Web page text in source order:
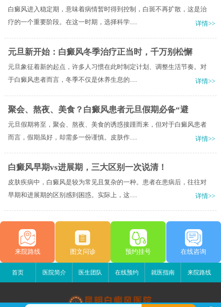
白癜风进入稳定期，意味着病情暂时得到控制，白斑不再扩散，这是治
疗的一个重要阶段。在这一时期，选择科学.....
详情>>
元旦新开始：白癜风冬季治疗正当时，千万别松懈
元旦象征着新的起点，许多人习惯在此时制定计划、调整生活节奏。对
于白癜风患者而言，冬季不仅是休养生息的.....
详情>>
聚会、熬夜、美食？白癜风患者元旦假期必备“避
元旦假期将至，聚会、熬夜、美食的诱惑接踵而来，但对于白癜风患者
而言，假期虽好，却需多一份谨慎。皮肤作.....
详情>>
白癜风早期vs进展期，三大区别一次说清！
皮肤疾病中，白癜风是较为常见且复杂的一种。患者在患病后，往往对
早期和进展期的区别感到困惑。实际上，这.....
详情>>
来院路线 图文问诊 预约挂号 在线咨询
首页 医院简介 医生团队 在线预约 就医指南 来院路线